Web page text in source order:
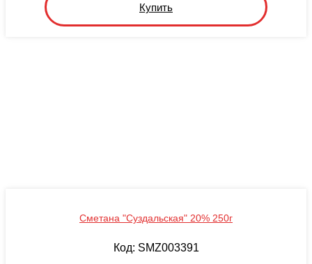
Купить
Сметана "Суздальская" 20% 250г
Код: SMZ003391